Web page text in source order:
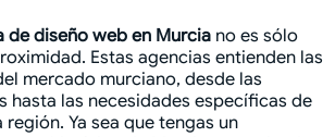
de diseño web en Murcia no es sólo
Estas agencias entienden las
mercado murciano, desde las
hasta las necesidades específicas de
Ya sea que tengas un